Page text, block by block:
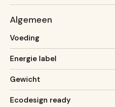
Algemeen
Voeding
Energie label
Gewicht
Ecodesign ready